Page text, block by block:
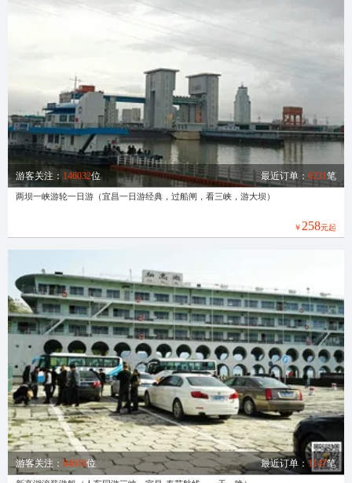
游客关注： 146032位 最近订单： 6231笔
两坝一峡游轮一日游（宜昌一日游经典，过船闸，看三峡，游大坝）
￥ 258元起
游客关注： 84616位 最近订单：1147笔